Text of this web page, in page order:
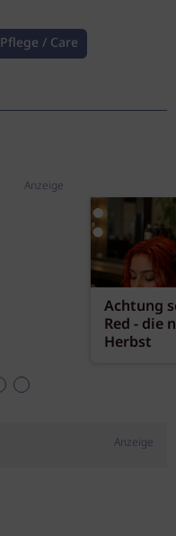
Pflege / Care
Anzeige
Achtung
Red - die
Herbst
Anzeige